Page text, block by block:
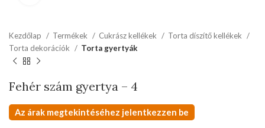
Kezdőlap Termékek Cukrász kellékek
Torta díszítő kellékek
Torta dekorációk
Torta gyertyák
Fehér szám gyertya – 4
Az árak megtekintéséhez jelentkezzen be